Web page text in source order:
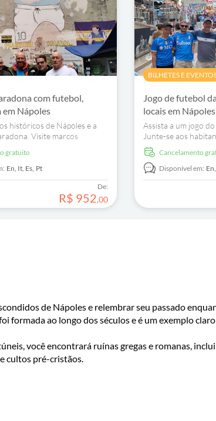
com futebol,
em Nápoles
históricos de Nápoles e a
Visite marcos
a gastronomia local e ouça
impacto. Reserve agora.
gratuito
En, It, Es, Pt
De:
R$ 952,00
BILHETES E
Jogo de futebol
locais em Nápoles
Assista a um jogo do
Junte-se aos
Quartieri Spagnoli e
no Stadio Diego
agora.
Cancelamento
Disponível em: En,
de Nápoles e relembrar seu passado
formada ao longo dos séculos e é um exemplo
você encontrará ruínas gregas e romanas,
cultos pré-cristãos.